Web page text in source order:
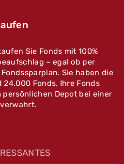
Sie Fonds mit 100%
– egal ob per
Sie haben die
Fonds. Ihre Fonds
Depot bei einer